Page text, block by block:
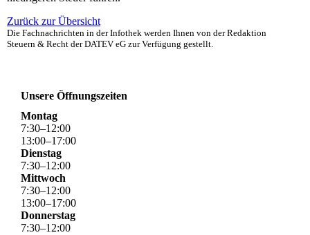
Zurück zur Übersicht
Die Fachnachrichten in der Infothek werden Ihnen von der Redaktion
Steuern & Recht der DATEV eG zur Verfügung gestellt.
Unsere Öffnungszeiten
Montag
7:30–12:00
13:00–17:00
Dienstag
7:30–12:00
Mittwoch
7:30–12:00
13:00–17:00
Donnerstag
7:30–12:00